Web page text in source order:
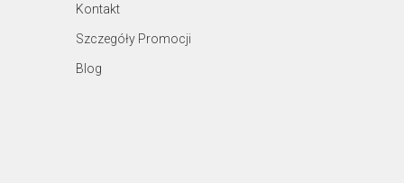
Kontakt
Szczegóły Promocji
Blog